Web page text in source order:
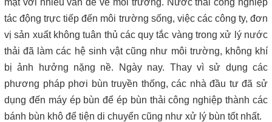
mặt với nhiều vấn đề về môi trường. Nước thải công nghiệp
tác động trực tiếp đến môi trường sống, việc các công ty, đơn
vị sản xuất không tuân thủ các quy tắc vàng trong xử lý nước
thải đã làm các hệ sinh vật cũng như môi trường, không khí
bị ảnh hưởng nặng nề. Ngày nay. Thay vì sử dụng các
phương pháp phơi bùn truyền thống, các nhà đầu tư đã sử
dụng đến máy ép bùn để ép bùn thải công nghiệp thành các
bánh bùn khô để tiện di chuyển cũng như xử lý bùn tốt nhất.